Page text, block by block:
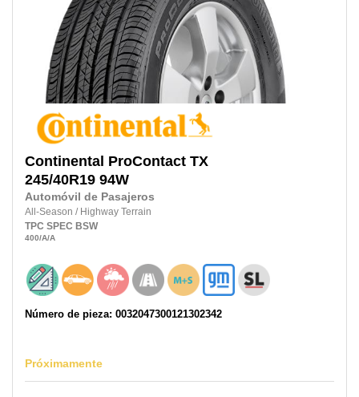
Continental ProContact TX
245/40R19 94W
Automóvil de Pasajeros
All-Season / Highway Terrain
TPC SPEC BSW
400/A/A
Número de pieza: 0032047300121302342
Próximamente